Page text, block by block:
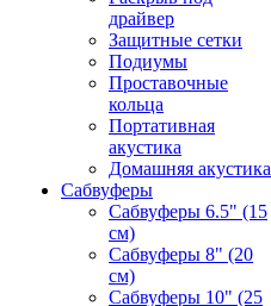
драйвер
Защитные сетки
Подиумы
Проставочные
кольца
Портативная
акустика
Домашняя акустика
Сабвуферы
Сабвуферы 6.5" (15
см)
Сабвуферы 8" (20
см)
Сабвуферы 10" (25